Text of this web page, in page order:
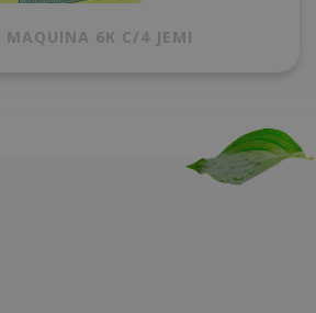
MAQUINA 6K C/4 JEMI